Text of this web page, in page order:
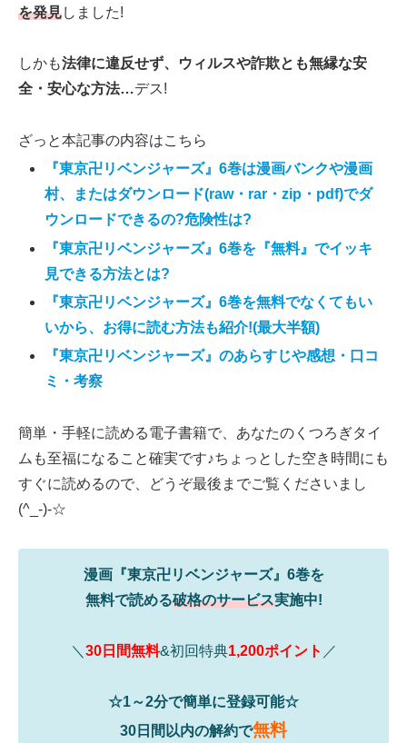
を発見しました!
しかも法律に違反せず、ウィルスや詐欺とも無縁な安
全・安心な方法…デス!
ざっと本記事の内容はこちら
『東京卍リベンジャーズ』6巻は漫画バンクや漫画
村、またはダウンロード(raw・rar・zip・pdf)でダ
ウンロードできるの?危険性は?
『東京卍リベンジャーズ』6巻を『無料』でイッキ
見できる方法とは?
『東京卍リベンジャーズ』6巻を無料でなくてもい
いから、お得に読む方法も紹介!(最大半額)
『東京卍リベンジャーズ』のあらすじや感想・口コ
ミ・考察
簡単・手軽に読める電子書籍で、あなたのくつろぎタイ
ムも至福になること確実です♪ちょっとした空き時間にも
すぐに読めるので、どうぞ最後までご覧くださいまし
(^_-)-☆
漫画『東京卍リベンジャーズ』6巻を
無料で読める破格のサービス実施中!
＼ 30日間無料&初回特典1,200ポイント ／
☆1～2分で簡単に登録可能☆
30日間以内の解約で無料